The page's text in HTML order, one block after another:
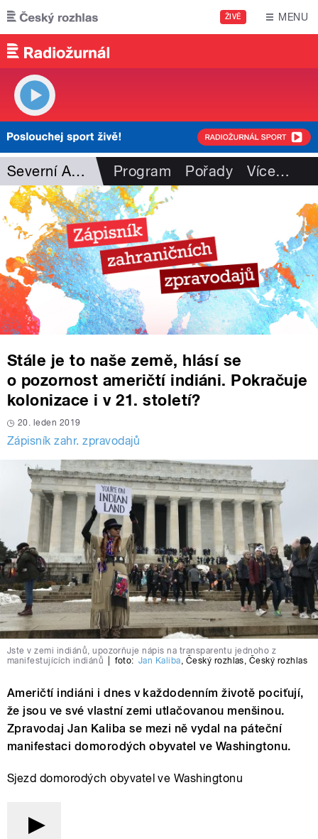
Přejít k hlavnímu obsahu
ŽIVĚ MENU
Severní Amerika Program Pořady Více…
Stále je to naše země, hlásí se
o pozornost američtí indiáni. Pokračuje
kolonizace i v 21. století?
20. leden 2019
Zápisník zahr. zpravodajů
Jste v zemi indiánů, upozorňuje nápis na transparentu jednoho z
manifestujících indiánů
foto: Jan Kaliba, Český rozhlas, Český rozhlas
Američtí indiáni i dnes v každodenním životě pociťují,
že jsou ve své vlastní zemi utlačovanou menšinou.
Zpravodaj Jan Kaliba se mezi ně vydal na páteční
manifestaci domorodých obyvatel ve Washingtonu.
Sjezd domorodých obyvatel ve Washingtonu